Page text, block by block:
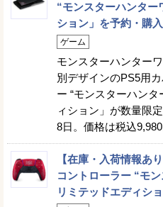
“モンスターハンター
ション」を予約・購
ゲーム
モンスターハンター
別デザインのPS5用
ー “モンスターハン
ィション」が数量限
8日。価格は税込9,980
【在庫・入荷情報あ
コントローラー “モ
リミテッドエディシ